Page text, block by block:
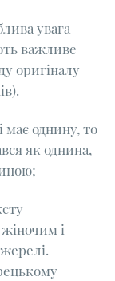
увага
важливе
оригіналу
однину, то
як однина,
і